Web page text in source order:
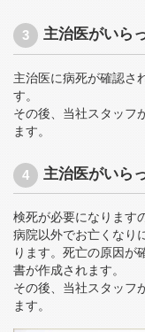
主治医がいら
主治医に病死が確認さ
す。
その後、当社スタッフ
ます。
主治医がいら
検死が必要になります
病院以外でお亡くなり
ります。死亡の原因が
書が作成されます。
その後、当社スタッフ
ます。